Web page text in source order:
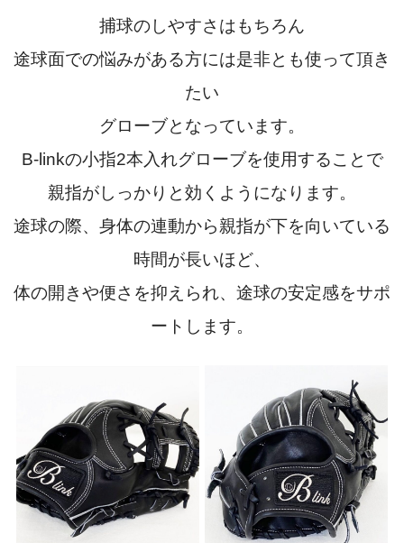
捕球のしやすさはもちろん
途球面での悩みがある方には是非とも使って頂き
たい
グローブとなっています。
B-linkの小指2本入れグローブを使用することで
親指がしっかりと効くようになります。
途球の際、身体の連動から親指が下を向いている
時間が長いほど、
体の開きや便さを抑えられ、途球の安定感をサポ
ートします。